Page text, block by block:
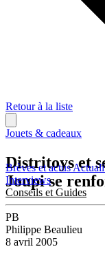
Brèves et actus
Interviews
Conseils et Guides
Retour à la liste
Jouets & cadeaux
Distritoys et
Joupi se
PB
Philippe Beaulieu
8 avril 2005